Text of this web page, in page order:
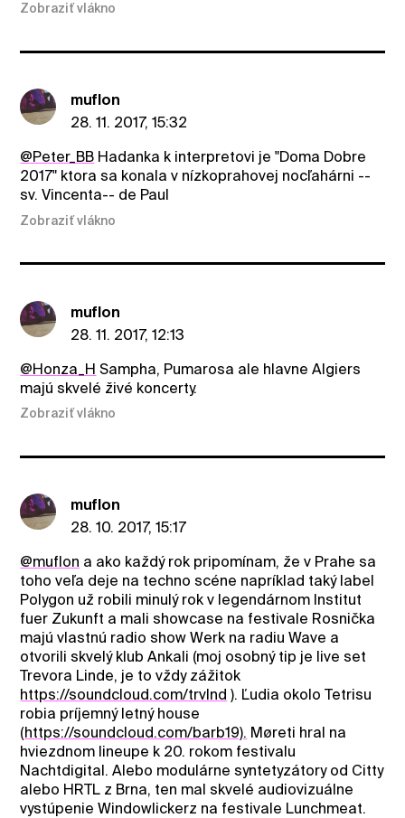
Zobraziť vlákno
muflon
28. 11. 2017, 15:32
@Peter_BB Hadanka k interpretovi je "Doma Dobre
2017" ktora sa konala v nízkoprahovej nocľahárni --
sv. Vincenta-- de Paul
Zobraziť vlákno
muflon
28. 11. 2017, 12:13
@Honza_H Sampha, Pumarosa ale hlavne Algiers
majú skvelé živé koncerty.
Zobraziť vlákno
muflon
28. 10. 2017, 15:17
@muflon a ako každý rok pripomínam, že v Prahe sa
toho veľa deje na techno scéne napríklad taký label
Polygon už robili minulý rok v legendárnom Institut
fuer Zukunft a mali showcase na festivale Rosnička
majú vlastnú radio show Werk na radiu Wave a
otvorili skvelý klub Ankali (moj osobný tip je live set
Trevora Linde, je to vždy zážitok
https://soundcloud.com/trvlnd ). Ľudia okolo Tetrisu
robia príjemný letný house
(https://soundcloud.com/barb19). Møreti hral na
hviezdnom lineupe k 20. rokom festivalu
Nachtdigital. Alebo modulárne syntetyzátory od Citty
alebo HRTL z Brna, ten mal skvelé audiovizuálne
vystúpenie Windowlickerz na festivale Lunchmeat.